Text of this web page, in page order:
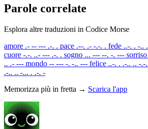
Parole correlate
Esplora altre traduzioni in Codice Morse
amore .- -- --- .-. . pace .--. .- -.-. . fede ..-. . -.. .
cuore -.-. ..- --- .-. . sogno ... --- --. -. --- sorriso
.. .- --- mondo -- --- -. -.. --- felice ..-. . .-.. .. -.-.
.-.. .. -... . .-. -
Memorizza più in fretta → Scarica l'app